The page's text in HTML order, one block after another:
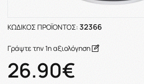
ΚΩΔΙΚΌΣ ΠΡΟΪΌΝΤΟΣ: 32366
Γράψτε την 1η αξιολόγηση
26.90€